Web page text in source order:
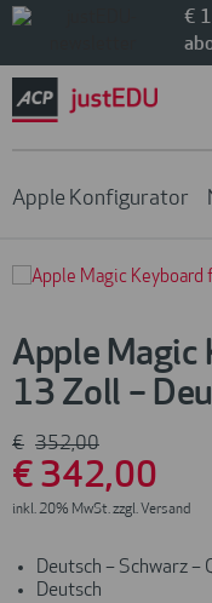
€
Apple Konfigurator
Apple Magic
13 Zoll –
€ 352,00
€ 342,00
inkl. 20% MwSt. zzgl. Versand
Deutsch – Schwarz –
Deutsch